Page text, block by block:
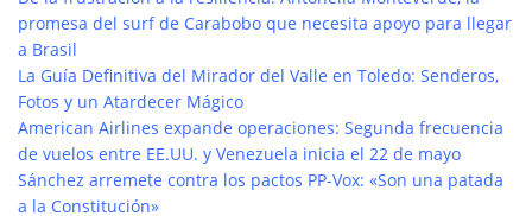
promesa del surf de Carabobo que necesita apoyo para llegar
a Brasil
La Guía Definitiva del Mirador del Valle en Toledo: Senderos,
Fotos y un Atardecer Mágico
American Airlines expande operaciones: Segunda frecuencia
de vuelos entre EE.UU. y Venezuela inicia el 22 de mayo
Sánchez arremete contra los pactos PP-Vox: «Son una patada
a la Constitución»